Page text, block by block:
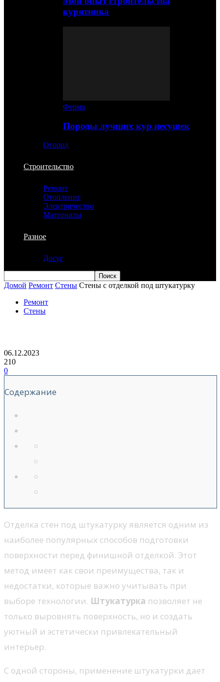
курятника
Ферма
Породы лучших кур несушек
Огород
Строительство
Ремонт
Отопление
Электричество
Материалы
Разное
Досуг
Домой Ремонт Стены Стены с отделкой под штукатурку
Ремонт
Стены
06.12.2023
210
0
Содержание
Отделка стен под штукатурку является одним из
наиболее популярных способов подготовки
поверхности перед финишной отделкой. Этот
метод имеет как свои преимущества, так и
недостатки, которые важно учитывать при
выборе технологии. Штукатурка позволяет не
только выровнять поверхность, но и создать
уютный и эстетически привлекательный
интерьер.
С одной стороны, применение штукатурки дает